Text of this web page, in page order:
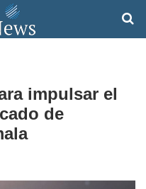
impulsar el
de